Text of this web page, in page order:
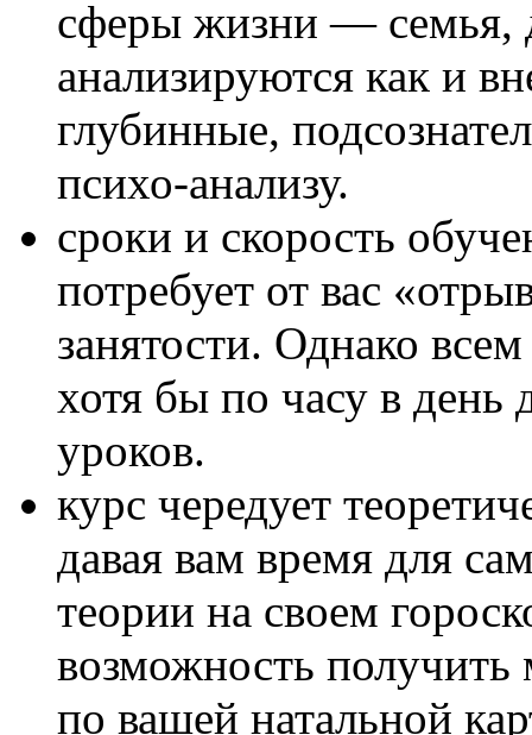
сферы жизни — семья,
анализируются как и
глубинные,
психо-анализу.
сроки и скорость
потребует от вас
занятости. Однако
хотя бы по часу в день
уроков.
курс чередует
давая вам время для
теории на своем
возможность
по вашей натальной